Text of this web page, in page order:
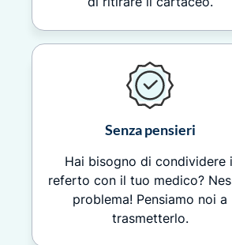
Senza pensieri
Hai bisogno di condividere
referto con il tuo medico?
problema! Pensiamo noi a
trasmetterlo.